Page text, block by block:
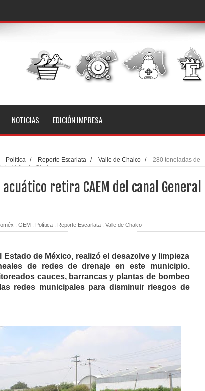
NOTICIAS EDICIÓN IMPRESA
Política / Reporte Escarlata / Valle de Chalco /
280 toneladas de
Valle de Chalco
retira CAEM del canal General
GEM Política Reporte Escarlata Valle de Chalco
Estado de México, realizó el desazolve y limpieza
de redes de drenaje en este municipio.
cauces, barrancas y plantas de bombeo
redes municipales para disminuir riesgos de